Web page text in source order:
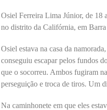
Osiel Ferreira Lima Júnior, de 18
no distrito da Califórnia, em
Osiel estava na casa da
conseguiu escapar pelos fundos
que o socorreu. Ambos fugiram
perseguição e troca de tiros. Um
Na caminhonete em que eles